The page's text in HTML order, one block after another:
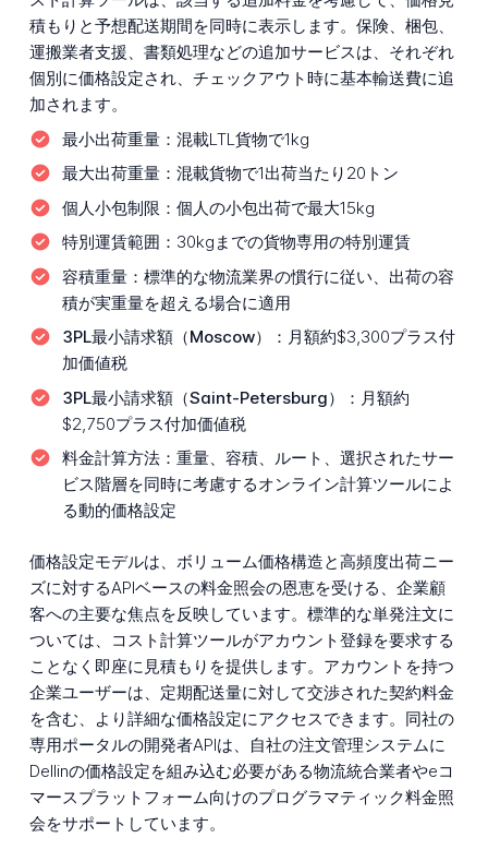
積もりと予想配送期間を同時に表示します。保険、梱包、
運搬業者支援、書類処理などの追加サービスは、それぞれ
個別に価格設定され、チェックアウト時に基本輸送費に追
加されます。
最小出荷重量： 混載LTL貨物で1kg
最大出荷重量： 混載貨物で1出荷当たり20トン
個人小包制限： 個人の小包出荷で最大15kg
特別運賃範囲： 30kgまでの貨物専用の特別運賃
容積重量： 標準的な物流業界の慣行に従い、出荷の容
積が実重量を超える場合に適用
3PL最小請求額（Moscow）： 月額約$3,300プラス付
加価値税
3PL最小請求額（Saint-Petersburg）： 月額約
$2,750プラス付加価値税
料金計算方法： 重量、容積、ルート、選択されたサー
ビス階層を同時に考慮するオンライン計算ツールによ
る動的価格設定
価格設定モデルは、ボリューム価格構造と高頻度出荷ニー
ズに対するAPIベースの料金照会の恩恵を受ける、企業顧
客への主要な焦点を反映しています。標準的な単発注文に
ついては、コスト計算ツールがアカウント登録を要求する
ことなく即座に見積もりを提供します。アカウントを持つ
企業ユーザーは、定期配送量に対して交渉された契約料金
を含む、より詳細な価格設定にアクセスできます。同社の
専用ポータルの開発者APIは、自社の注文管理システムに
Dellinの価格設定を組み込む必要がある物流統合業者やeコ
マースプラットフォーム向けのプログラマティック料金照
会をサポートしています。